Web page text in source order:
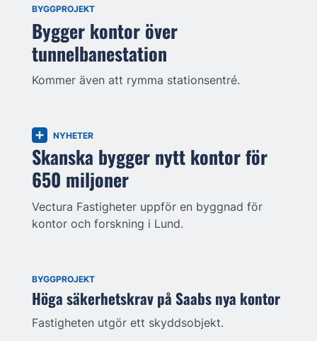
BYGGPROJEKT
Bygger kontor över
tunnelbanestation
Kommer även att rymma stationsentré.
NYHETER
Skanska bygger nytt kontor för
650 miljoner
Vectura Fastigheter uppför en byggnad för
kontor och forskning i Lund.
BYGGPROJEKT
Höga säkerhetskrav på Saabs nya kontor
Fastigheten utgör ett skyddsobjekt.